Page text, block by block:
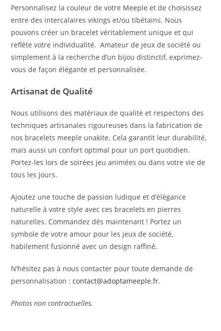
Personnalisez la couleur de votre Meeple et de choisissez
entre des intercalaires vikings et/ou tibétains. Nous
pouvons créer un bracelet véritablement unique et qui
reflète votre individualité. Amateur de jeux de société ou
simplement à la recherche d’un bijou distinctif, exprimez-
vous de façon élégante et personnalisée.
Artisanat de Qualité
Nous utilisons des matériaux de qualité et respectons des
techniques artisanales rigoureuses dans la fabrication de
nos bracelets meeple unakite. Cela garantit leur durabilité,
mais aussi un confort optimal pour un port quotidien.
Portez-les lors de soirées jeu animées ou dans votre vie de
tous les jours.
Ajoutez une touche de passion ludique et d’élégance
naturelle à votre style avec ces bracelets en pierres
naturelles. Commandez dès maintenant ! Portez un
symbole de votre amour pour les jeux de société,
habilement fusionné avec un design raffiné.
N’hésitez pas à nous contacter pour toute demande de
personnalisation :contact@adoptameeple.fr.
Photos non contractuelles.